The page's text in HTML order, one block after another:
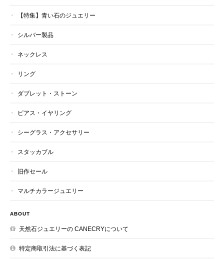
【特集】青い石のジュエリー
シルバー製品
ネックレス
リング
ダブレット・ストーン
ピアス・イヤリング
シーグラス・アクセサリー
スタッカブル
旧作セール
マルチカラージュエリー
ABOUT
天然石ジュエリーの CANECRYについて
特定商取引法に基づく表記